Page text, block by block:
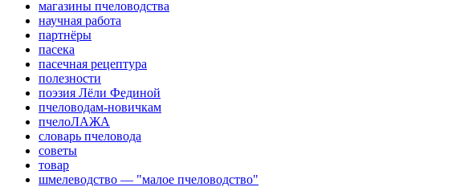
магазины пчеловодства
научная работа
партнёры
пасека
пасечная рецептура
полезности
поэзия Лёли Фединой
пчеловодам-новичкам
пчелоЛАЖА
словарь пчеловода
советы
товар
шмелеводство — "малое пчеловодство"